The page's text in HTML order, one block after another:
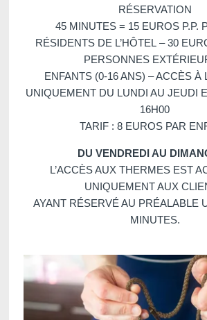
RÉSERVATION
45 MINUTES = 15 EUROS P.P.
RÉSIDENTS DE L’HÔTEL – 30
PERSONNES
ENFANTS (0-16 ANS) – ACCÈS À
UNIQUEMENT DU LUNDI AU JEUDI
16H00
TARIF : 8 EUROS PAR
DU VENDREDI AU
L’ACCÈS AUX THERMES EST
UNIQUEMENT AUX
AYANT RÉSERVÉ AU PRÉALABLE
MINUTES.
Louvain-la-Neuve, 3*
Martin's Klooster
Louvain, 4*